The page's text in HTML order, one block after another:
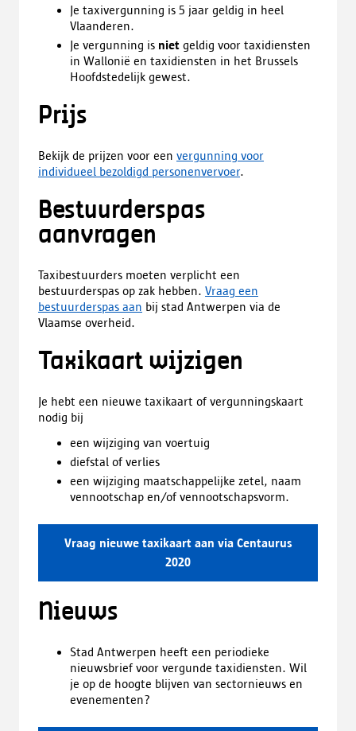
Je taxivergunning is 5 jaar geldig in heel
Vlaanderen.
Je vergunning is niet geldig voor taxidiensten
in Wallonië en taxidiensten in het Brussels
Hoofdstedelijk gewest.
Prijs
Bekijk de prijzen voor een vergunning voor
individueel bezoldigd personenvervoer.
Bestuurderspas
aanvragen
Taxibestuurders moeten verplicht een
bestuurderspas op zak hebben. Vraag een
bestuurderspas aan bij stad Antwerpen via de
Vlaamse overheid.
Taxikaart wijzigen
Je hebt een nieuwe taxikaart of vergunningskaart
nodig bij
een wijziging van voertuig
diefstal of verlies
een wijziging maatschappelijke zetel, naam
vennootschap en/of vennootschapsvorm.
Vraag nieuwe taxikaart aan via Centaurus
2020
Nieuws
Stad Antwerpen heeft een periodieke
nieuwsbrief voor vergunde taxidiensten. Wil
je op de hoogte blijven van sectornieuws en
evenementen?